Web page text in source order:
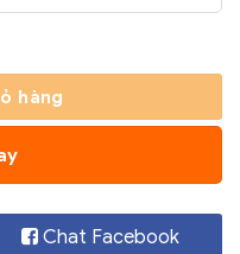
đến
Đại SC0085 số lượng
hàng
Chat Facebook